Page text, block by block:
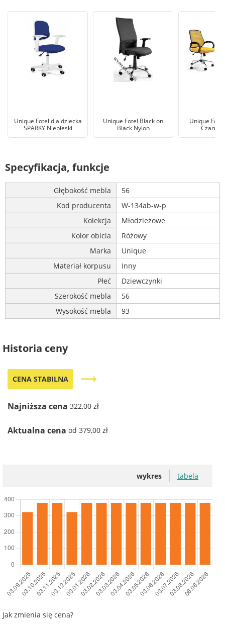
Unique Fotel dla dziecka
SPARKY Niebieski
Unique Fotel Black on
Black Nylon
Unique
Czarno-
Specyfikacja, funkcje
Głębokość mebla
56
Kod producenta
W-134ab-w-p
Kolekcja
Młodzieżowe
Kolor obicia
Różowy
Marka
Unique
Materiał korpusu
Inny
Płeć
Dziewczynki
Szerokość mebla
56
Wysokość mebla
93
Historia ceny
CENA STABILNA trending_flat
Najniższa cena 322,00 zł
Aktualna cena od 379,00 zł
wykres tabela
Jak zmienia się cena?